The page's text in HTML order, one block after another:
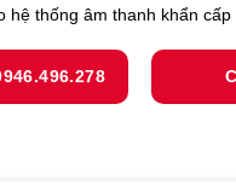
hệ thống âm thanh khẩn cấp